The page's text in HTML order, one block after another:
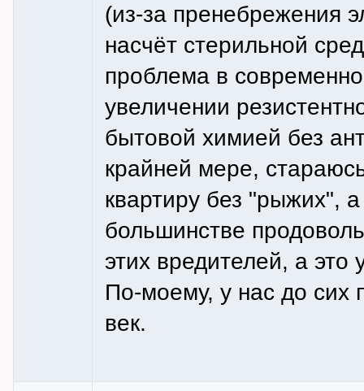
(из-за пренебрежения
насчёт стерильной
проблема в
увеличении
бытовой химией без
крайней мере,
квартиру без "рыжих",
большинстве
этих вредителей, а
По-моему, у нас до сих
век.